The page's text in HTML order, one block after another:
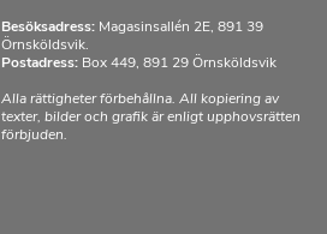
Besöksadress: Magasinsallén 2E, 891 39
Örnsköldsvik.
Postadress: Box 449, 891 29 Örnsköldsvik
Alla rättigheter förbehållna. All kopiering av
texter, bilder och grafik är enligt upphovsrätten
förbjuden.